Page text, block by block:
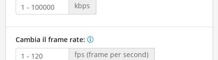
kbps
Cambia il frame rate:
fps (frame per second)